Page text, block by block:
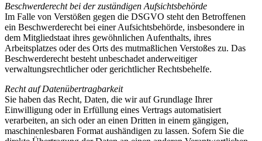
Beschwerderecht bei der zuständigen Aufsichtsbehörde
Im Falle von Verstößen gegen die DSGVO steht den Betroffenen
ein Beschwerderecht bei einer Aufsichtsbehörde, insbesondere in
dem Mitgliedstaat ihres gewöhnlichen Aufenthalts, ihres
Arbeitsplatzes oder des Orts des mutmaßlichen Verstoßes zu. Das
Beschwerderecht besteht unbeschadet anderweitiger
verwaltungsrechtlicher oder gerichtlicher Rechtsbehelfe.
Recht auf Datenübertragbarkeit
Sie haben das Recht, Daten, die wir auf Grundlage Ihrer
Einwilligung oder in Erfüllung eines Vertrags automatisiert
verarbeiten, an sich oder an einen Dritten in einem gängigen,
maschinenlesbaren Format aushändigen zu lassen. Sofern Sie die